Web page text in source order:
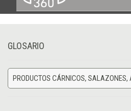
GLOSARIO
PRODUCTOS CÁRNICOS, SALAZONES,